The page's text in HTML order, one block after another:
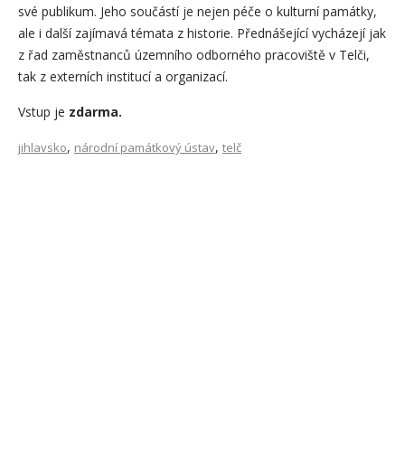
své publikum. Jeho součástí je nejen péče o kulturní památky,
ale i další zajímavá témata z historie. Přednášející vycházejí jak
z řad zaměstnanců územního odborného pracoviště v Telči,
tak z externích institucí a organizací.
Vstup je zdarma.
jihlavsko, národní památkový ústav, telč